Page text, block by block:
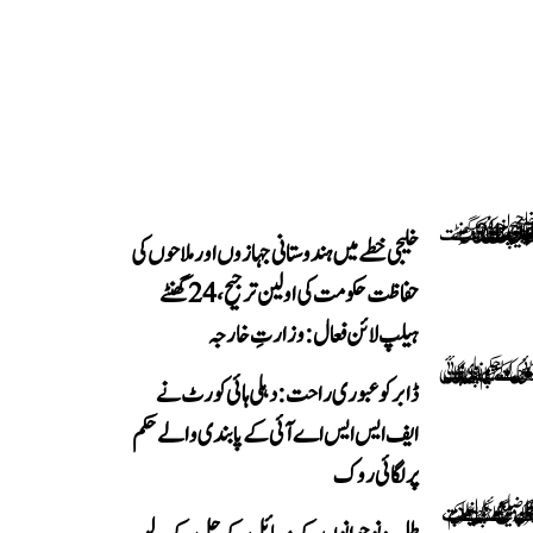
خلیجی خطے میں ہندوستانی جہازوں اور ملاحوں کی
حفاظت حکومت کی اولین ترجیح، 24 گھنٹے
ہیلپ لائن فعال: وزارتِ خارجہ
ڈابر کو عبوری راحت: دہلی ہائی کورٹ نے
ایف ایس ایس اے آئی کے پابندی والے حکم
پر لگائی روک